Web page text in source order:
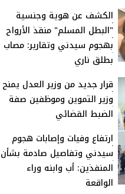
الكشف عن هوية وجنسية
"البطل المسلم" منقذ الأرواح
بهجوم سيدني وتقارير: مصاب
بطلق ناري
قرار جديد من وزير العدل يمنح
وزير التموين وموظفين صفة
الضبط القضائي
ارتفاع وفيات وإصابات هجوم
سيدني وتفاصيل صادمة بشأن
المنفذين: أب وابنه وراء
الواقعة